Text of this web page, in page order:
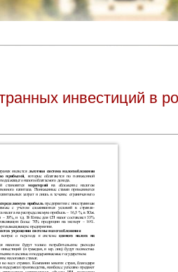
инвестиций в